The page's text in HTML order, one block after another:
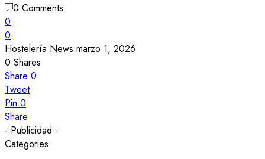
0 Comments
0
0
Hostelería News marzo 1, 2026
0 Shares
Share 0
Tweet
Pin 0
Share
- Publicidad -
Categories